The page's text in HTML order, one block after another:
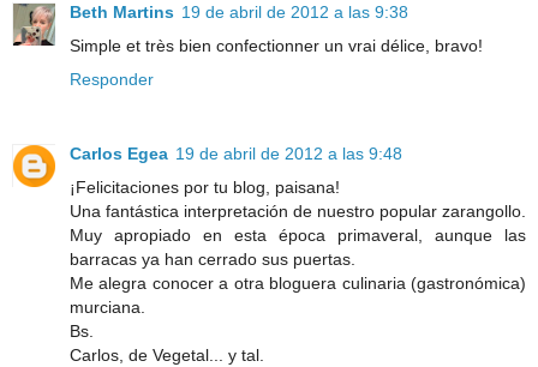
Beth Martins 19 de abril de 2012 a las 9:38
Simple et très bien confectionner un vrai délice, bravo!
Responder
Carlos Egea 19 de abril de 2012 a las 9:48
¡Felicitaciones por tu blog, paisana!
Una fantástica interpretación de nuestro popular zarangollo.
Muy apropiado en esta época primaveral, aunque las
barracas ya han cerrado sus puertas.
Me alegra conocer a otra bloguera culinaria (gastronómica)
murciana.
Bs.
Carlos, de Vegetal... y tal.